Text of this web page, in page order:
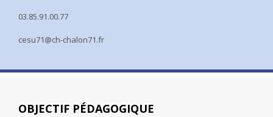
03.85.91.00.77
cesu71@ch-chalon71.fr
OBJECTIF PÉDAGOGIQUE